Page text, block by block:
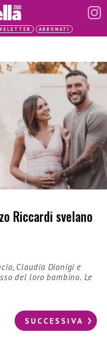
ABBONATI
Riccardi svelano
Claudia Dionigi e
del loro bambino. Le
SUCCESSIVA